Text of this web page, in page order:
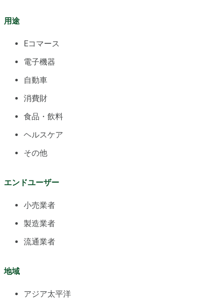
用途
Eコマース
電子機器
自動車
消費財
食品・飲料
ヘルスケア
その他
エンドユーザー
小売業者
製造業者
流通業者
地域
アジア太平洋